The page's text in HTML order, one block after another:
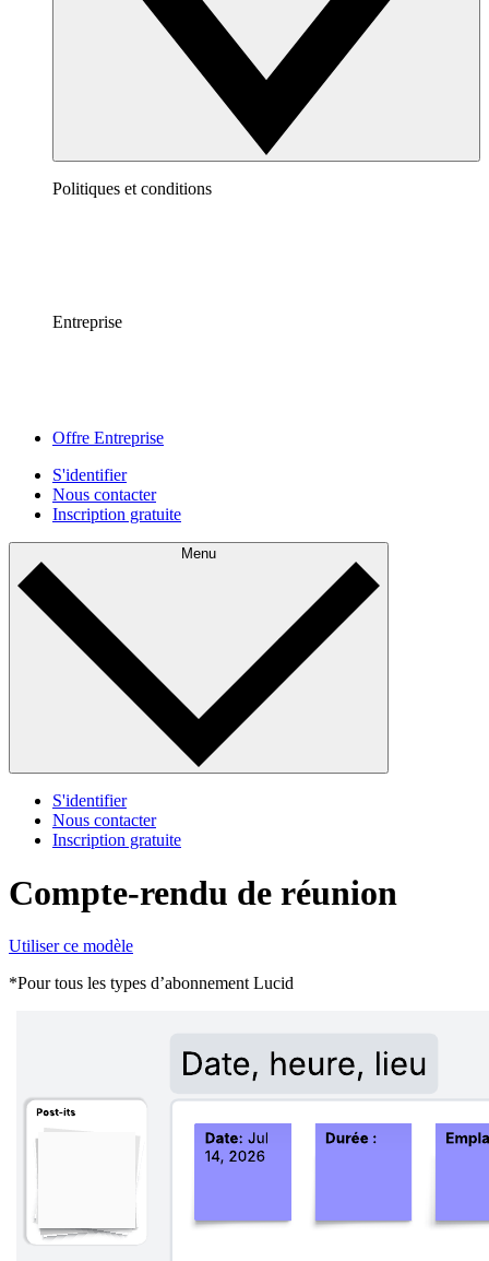
Politiques et conditions
Entreprise
Offre Entreprise
S'identifier
Nous contacter
Inscription gratuite
Menu
S'identifier
Nous contacter
Inscription gratuite
Compte-rendu de réunion
Utiliser ce modèle
*Pour tous les types d’abonnement Lucid